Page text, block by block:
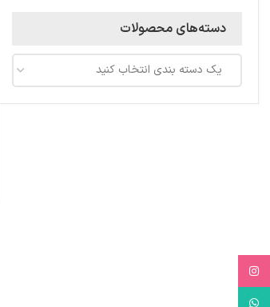
دسته‌های محصولات
یک دسته بندی انتخاب کنید